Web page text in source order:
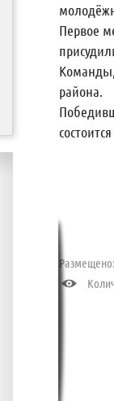
Первое
района.
Размещено: